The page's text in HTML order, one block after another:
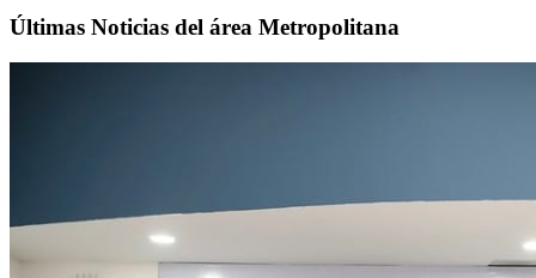
Últimas Noticias del área Metropolitana